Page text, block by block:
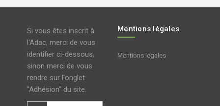
Si vous êtes inscrit à
l'Adac, merci de vous
identifier ci-dessous,
sinon merci de vous
rendre sur l'onglet
"Adhésion" du site.
Mentions légales
Mentions légales